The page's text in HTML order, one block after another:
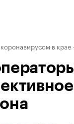
в крае